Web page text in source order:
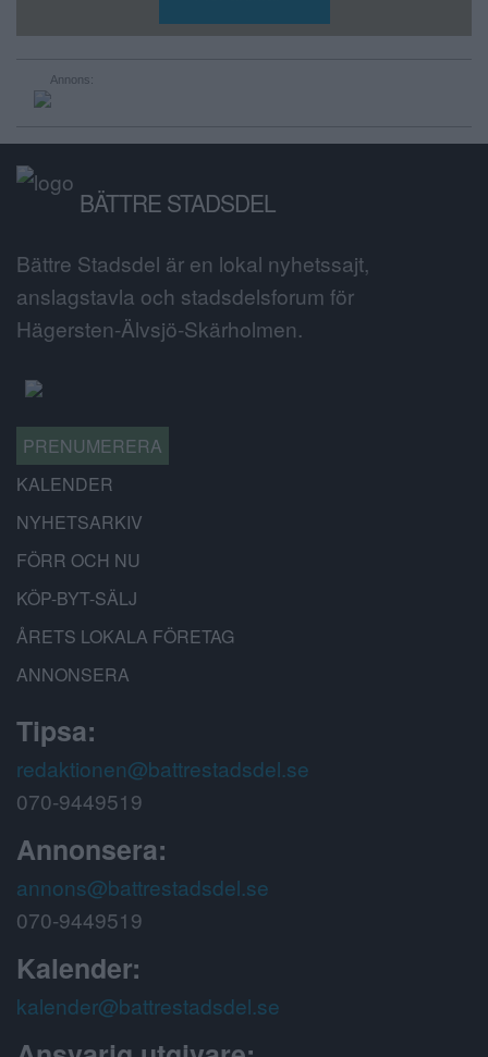
Annons:
BÄTTRE STADSDEL
Bättre Stadsdel är en lokal nyhetssajt,
anslagstavla och stadsdelsforum för
Hägersten-Älvsjö-Skärholmen.
PRENUMERERA
KALENDER
NYHETSARKIV
FÖRR OCH NU
KÖP-BYT-SÄLJ
ÅRETS LOKALA FÖRETAG
ANNONSERA
Tipsa:
redaktionen@battrestadsdel.se
070-9449519
Annonsera:
annons@battrestadsdel.se
070-9449519
Kalender:
kalender@battrestadsdel.se